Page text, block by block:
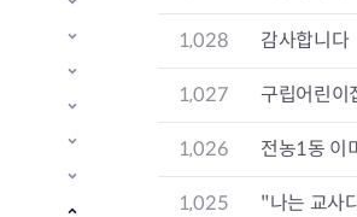
단체안내
동대문문화재단
1,028 감사합니다
1,027 구립어린이
1,026 전농1동 이
1,025 "나는 교사